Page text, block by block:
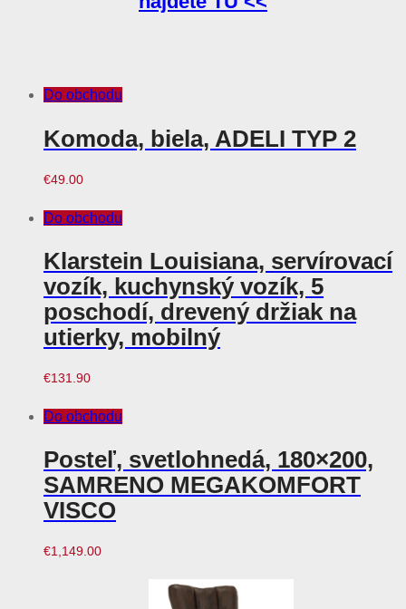
Do obchodu
Komoda, biela, ADELI TYP 2
€49.00
Do obchodu
Klarstein Louisiana, servírovací
vozík, kuchynský vozík, 5
poschodí, drevený držiak na
utierky, mobilný
€131.90
Do obchodu
Posteľ, svetlohnedá, 180×200,
SAMRENO MEGAKOMFORT
VISCO
€1,149.00